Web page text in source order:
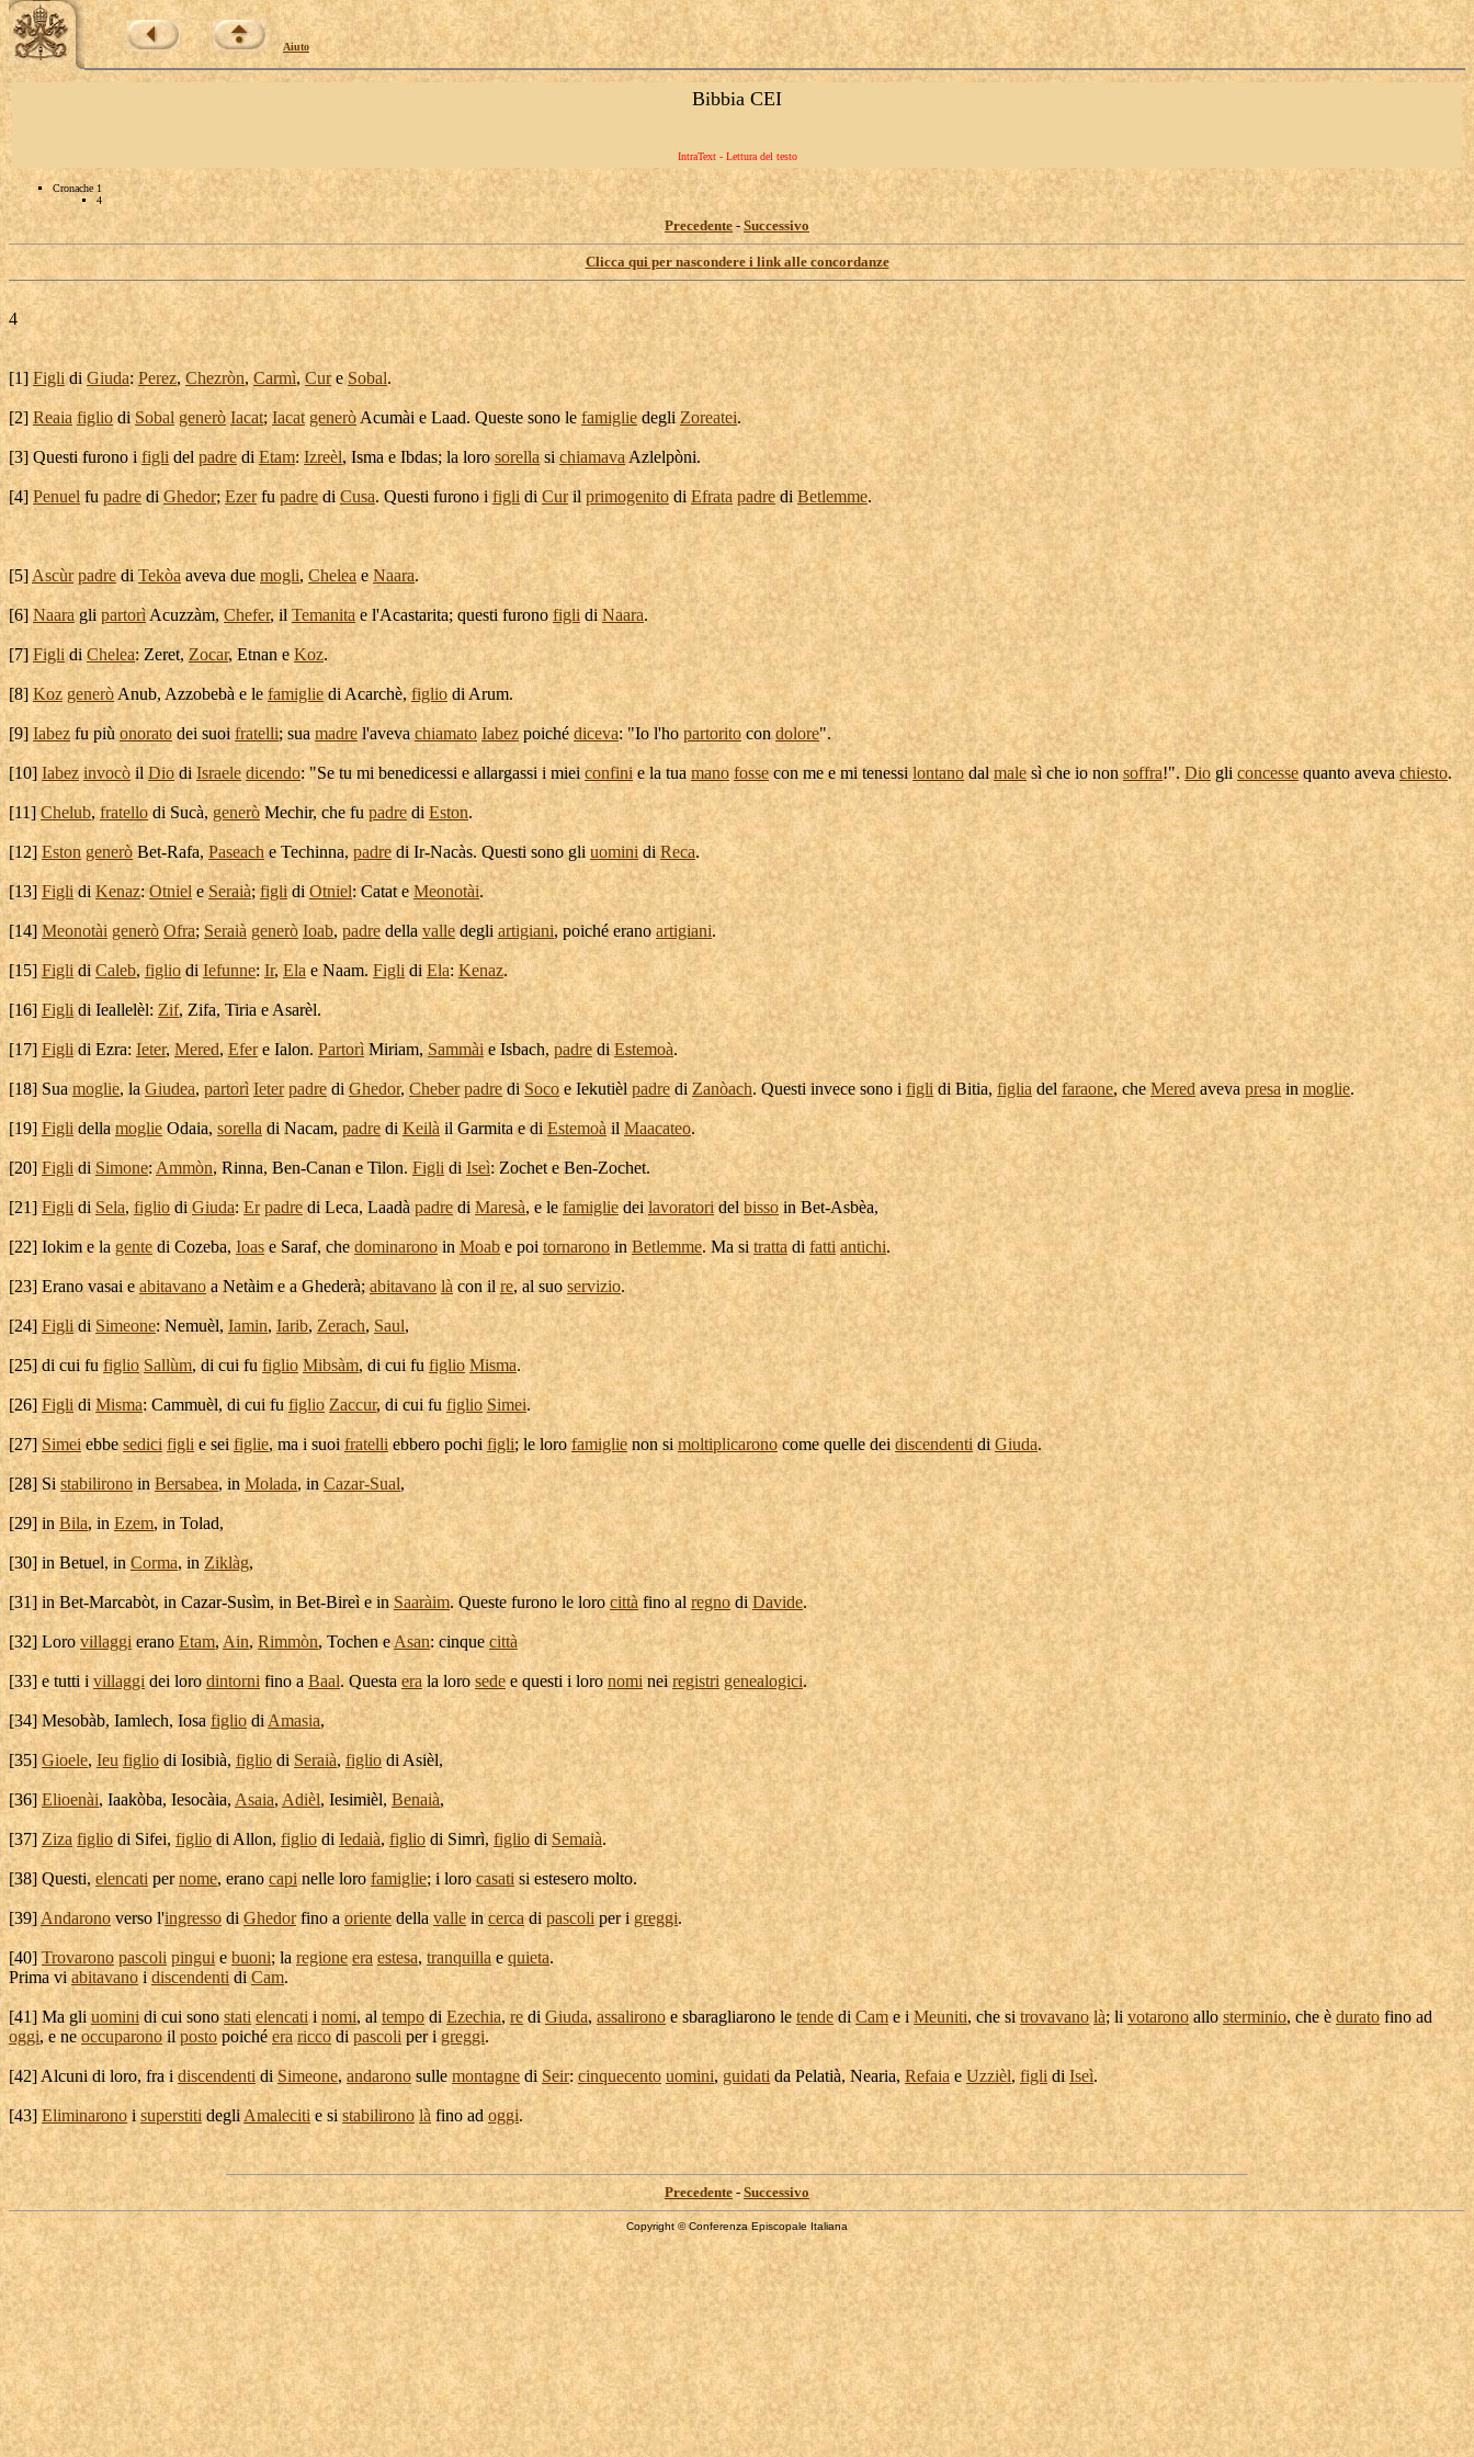
Aiuto
Bibbia CEI
IntraText - Lettura del testo
Cronache 1
4
Precedente-Successivo
Clicca qui per nascondere i link alle concordanze
4
[1] Figlidi Giuda: Perez, Chezròn, Carmì, CureSobal.
[2] Reaia figliodiSobal generò Iacat;Iacat generò Acumài eLaad. Queste sono lefamiglie degliZoreatei.
[3] Questi furono i figli delpadrediEtam:Izreèl,IsmaeIbdas; la lorosorella si chiamava Azlelpòni.
[4] Penuel fu padre diGhedor;Ezerfu padre diCusa. Questi furono ifigli di Curilprimogenitodi Efrata padre di Betlemme.
[5] Ascùr padre di Tekòaaveva due mogli, Cheleae Naara.
[6]NaaraglipartorìAcuzzàm,Chefer, ilTemanitae l'Acastarita; questi furono figli diNaara.
[7] Figli di Chelea:Zeret, Zocar,Etnane Koz.
[8] Koz generò Anub,Azzobebà e le famiglie diAcarchè,figlio di Arum.
[9]Iabezfu piùonorato dei suoifratelli; sua madrel'avevachiamato Iabez poichédiceva: "Io l'ho partoritocondolore".
[10] Iabez invocòilDiodiIsraele dicendo: "Se tu mi benedicessi eallargassi i mieiconfinie la tua mano fossecon me e mitenessi lontano dalmalesì che io nonsoffra!".Dio gli concessequanto aveva chiesto.
[11]Chelub,fratellodiSucà,generò Mechir, che fu padre di Eston.
[12]Eston generò Bet-Rafa, Paseach e Techinna, padredi Ir-Nacàs. Questi sono gli uomini diReca.
[13]Figlidi Kenaz:Otniel e Seraià; figlidiOtniel:Catate Meonotài.
[14]Meonotài generò Ofra;Seraià generò Ioab,padredellavalledegliartigiani, poiché erano artigiani.
[15] Figli di Caleb, figlio diIefunne:Ir, Ela e Naam. Figli di Ela: Kenaz.
[16]FiglidiIeallelèl:Zif, Zifa,Tiria eAsarèl.
[17] Figlidi Ezra:Ieter,Mered,EfereIalon.Partorì Miriam, SammàieIsbach,padrediEstemoà.
[18] Suamoglie, laGiudea, partorì Ieter padrediGhedor,Cheber padre diSocoeIekutièl padredi Zanòach. Questi invece sono ifiglidi Bitia,figlia del faraone, cheMered avevapresain moglie.
[19]Figli dellamoglie Odaia, sorella diNacam,padrediKeilà ilGarmitae di EstemoàilMaacateo.
[20]FiglidiSimone:Ammòn,Rinna, Ben-CananeTilon. FiglidiIseì:Zochet eBen-Zochet.
[21] Figlidi Sela, figlio diGiuda: Er padre diLeca,Laadà padredi Maresà, e lefamigliedeilavoratoridelbissoin Bet-Asbèa,
[22] Iokim e lagente di Cozeba, Ioas e Saraf, che dominaronoin Moab e poi tornarono in Betlemme. Ma si tratta di fatti antichi.
[23] Erano vasai eabitavanoaNetàime aGhederà;abitavano làcon ilre, al suo servizio.
[24] Figlidi Simeone:Nemuèl, Iamin,Iarib,Zerach, Saul,
[25] di cui fufiglio Sallùm, di cui fufiglio Mibsàm, di cui fufiglio Misma.
[26]Figli di Misma: Cammuèl, di cui fu figlio Zaccur, di cui fu figlio Simei.
[27] Simeiebbesedici figli e seifiglie, ma i suoifratelli ebbero pochifigli; le lorofamiglienon si moltiplicaronocome quelle dei discendentidiGiuda.
[28] Si stabilirono inBersabea, inMolada, inCazar-Sual,
[29] inBila, inEzem, inTolad,
[30] inBetuel, in Corma, inZiklàg,
[31] inBet-Marcabòt, in Cazar-Susìm, inBet-Bireì e in Saaràim. Queste furono le loro città fino al regnodiDavide.
[32] Lorovillaggi eranoEtam,Ain, Rimmòn,TocheneAsan: cinquecittà
[33] e tutti ivillaggidei loro dintornifino a Baal. Questaera la loro sedee questi i loronominei registri genealogici.
[34] Mesobàb, Iamlech, Iosa figlio diAmasia,
[35] Gioele, Ieu figlio di Iosibià, figlio di Seraià,figliodi Asièl,
[36]Elioenài, Iaakòba, Iesocàia, Asaia, Adièl, Iesimièl,Benaià,
[37]Ziza figlio di Sifei,figlio di Allon, figliodiIedaià,figliodiSimrì, figlio di Semaià.
[38] Questi, elencatipernome, erano capi nelle loro famiglie; i lorocasati si esteseromolto.
[39]Andaronoverso l'ingresso diGhedorfino aorientedella valleincerca dipascoliper igreggi.
[40]Trovarono pascoli pinguie buoni; la regione era estesa,tranquilla e quieta.
Prima viabitavano idiscendenti diCam.
[41] Ma gli uominidi cui sono stati elencatiinomi, altempodiEzechia, re di Giuda,assalirono e sbaragliarono le tendediCame iMeuniti, che sitrovavano là; livotaronoallosterminio, che è durato fino ad
oggi, e neoccuparono ilpostopoiché era riccodipascoli per i greggi.
[42] Alcuni di loro, fra i discendenti diSimeone, andaronosullemontagne diSeir: cinquecento uomini,guidati daPelatià, Nearia, Refaiae Uzzièl, figli diIseì.
[43]Eliminaronoi superstiti degli Amalecitie si stabilirono là fino ad oggi.
Precedente- Successivo
Copyright © Conferenza Episcopale Italiana